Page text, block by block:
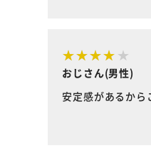
おじさん(男性)
安定感があるから